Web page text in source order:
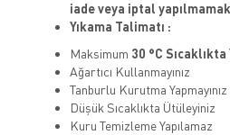
iade veya iptal
Yıkama Talimatı :
Maksimum 30 °C Sıcaklıkta
Ağartıcı Kullanmayınız
Tanburlu Kurutma Yapmayınız
Düşük Sıcaklıkta Ütüleyiniz
Kuru Temizleme Yapılamaz